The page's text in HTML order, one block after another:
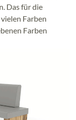
Das für die
Farben
Farben